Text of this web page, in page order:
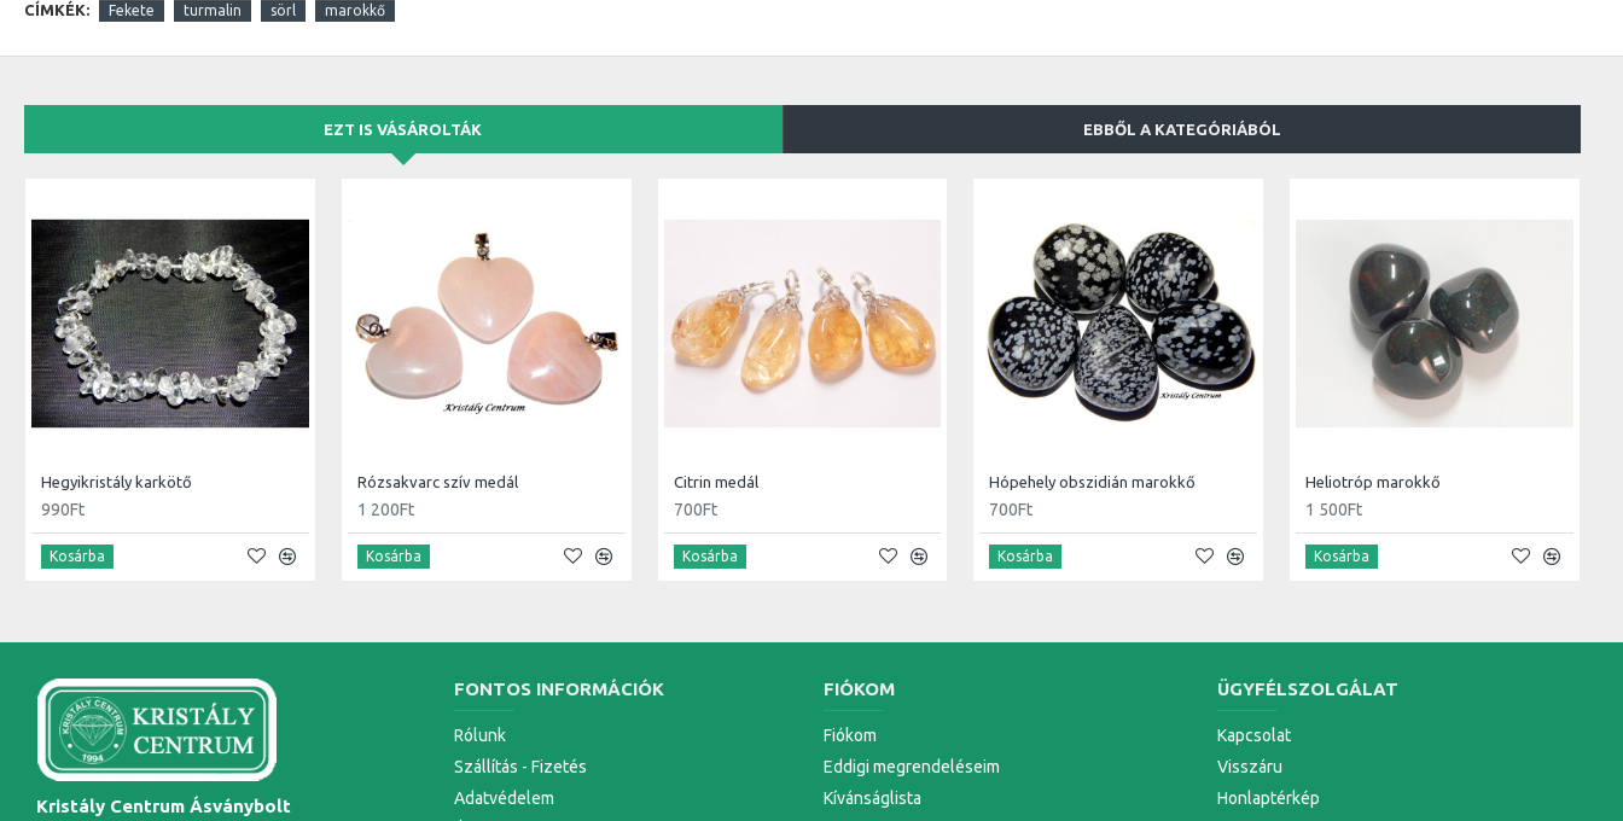
CÍMKÉK: Fekete turmalin sörl marokkő
EZT IS VÁSÁROLTÁK EBBŐL A KATEGÓRIÁBÓL
Hegyikristály karkötő
990Ft
Kosárba
Rózsakvarc szív medál
1 200Ft
Kosárba
Citrin medál
700Ft
Kosárba
Hópehely obszidián marokkő
700Ft
Kosárba
Heliotróp marokkő
1 500Ft
Kosárba
Kristály Centrum Ásványbolt
FONTOS INFORMÁCIÓK
Rólunk
Szállítás - Fizetés
Adatvédelem
FIÓKOM
Fiókom
Eddigi megrendeléseim
Kívánságlista
ÜGYFÉLSZOLGÁLAT
Kapcsolat
Visszáru
Honlaptérkép